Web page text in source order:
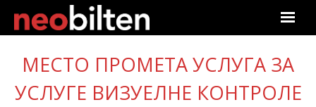
Почетна
Претрага
МЕСТО ПРОМЕТА УСЛУГА ЗА
УСЛУГЕ ВИЗУЕЛНЕ КОНТРОЛЕ